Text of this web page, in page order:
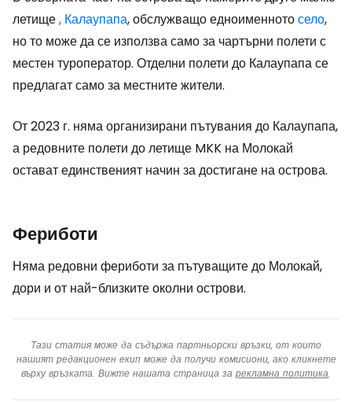
летище, Калаупапа, обслужващо едноименнотосело,
но то може да се използва само за чартърни полети с
местен туроператор. Отделни полети до Калаупапа се
предлагат само за местните жители.
От 2023 г. няма организирани пътувания до Калаупапа,
а редовните полети до летище MKK на Молокай
остават единственият начин за достигане на острова.
Фериботи
Няма редовни фериботи за пътуващите до Молокай,
дори и от най-близките околни острови.
Тази статия може да съдържа партньорски връзки, от които
нашият редакционен екип може да получи комисиони, ако кликнете
върху връзката. Вижте нашата страница за рекламна политика.